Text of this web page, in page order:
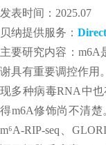
发表时间：2025.07
贝纳提供服务：
主要研究内容：m6A
谢具有重要调控作用
现多种病毒RNA中
得m6A修饰尚不清楚
m⁶A-RIP-seq、